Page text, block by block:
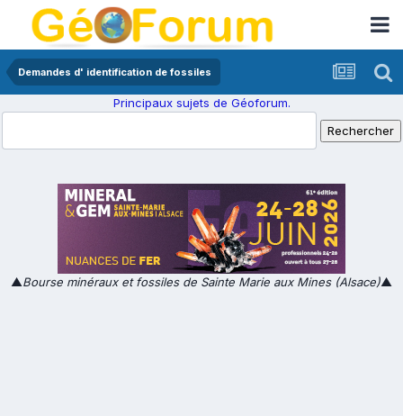
Demandes d' identification de fossiles
Principaux sujets de Géoforum.
▲Bourse minéraux et fossiles de Sainte Marie aux Mines (Alsace)▲